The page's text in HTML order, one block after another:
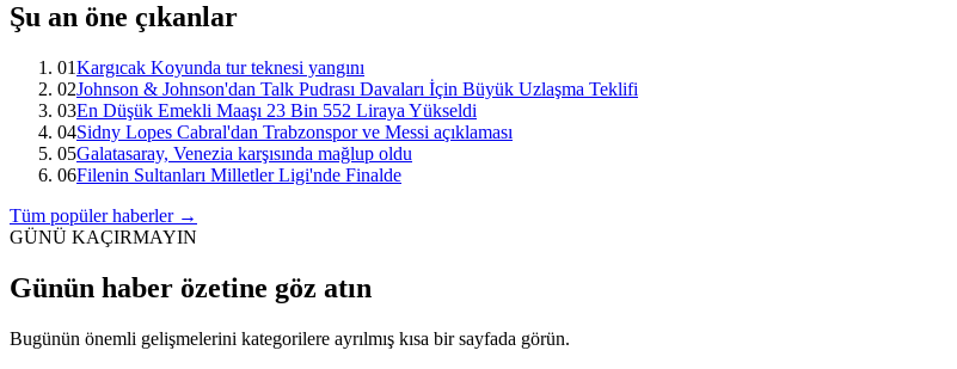
Şu an öne çıkanlar
01Kargıcak Koyunda tur teknesi yangını
02Johnson & Johnson'dan Talk Pudrası Davaları İçin Büyük Uzlaşma Teklifi
03En Düşük Emekli Maaşı 23 Bin 552 Liraya Yükseldi
04Sidny Lopes Cabral'dan Trabzonspor ve Messi açıklaması
05Galatasaray, Venezia karşısında mağlup oldu
06Filenin Sultanları Milletler Ligi'nde Finalde
Tüm popüler haberler →
GÜNÜ KAÇIRMAYIN
Günün haber özetine göz atın
Bugünün önemli gelişmelerini kategorilere ayrılmış kısa bir sayfada görün.